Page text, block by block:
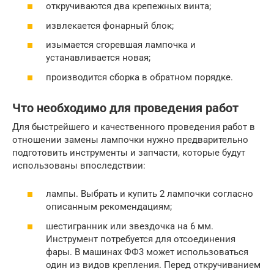
откручиваются два крепежных винта;
извлекается фонарный блок;
изымается сгоревшая лампочка и
устанавливается новая;
производится сборка в обратном порядке.
Что необходимо для проведения работ
Для быстрейшего и качественного проведения работ в
отношении замены лампочки нужно предварительно
подготовить инструменты и запчасти, которые будут
использованы впоследствии:
лампы. Выбрать и купить 2 лампочки согласно
описанным рекомендациям;
шестигранник или звездочка на 6 мм.
Инструмент потребуется для отсоединения
фары. В машинах ФФ3 может использоваться
один из видов крепления. Перед откручиванием